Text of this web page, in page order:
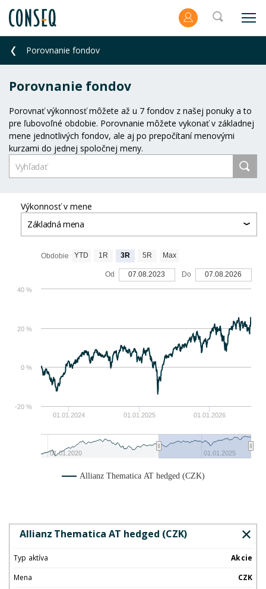
Porovnanie fondov
Porovnanie fondov
Porovnať výkonnosť môžete až u 7 fondov z našej ponuky a to
pre ľubovoľné obdobie. Porovnanie môžete vykonať v základnej
mene jednotlivých fondov, ale aj po prepočítaní menovými
kurzami do jednej spoločnej meny.
Výkonnosť v mene
Základná mena
01.01.2024 01.01.2025 01.01.2026
01.01.2020 01.01.2025
-20 %
0 %
20 %
40 %
Obdobie YTD 1R 3R 5R Max
Od 07.08.2023 Do 07.08.2026
Allianz Thematica AT hedged (CZK)
Allianz Thematica AT hedged (CZK)
Typ aktíva
Akcie
Mena
CZK